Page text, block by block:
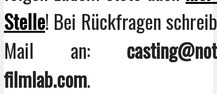
Stelle! Bei Rückfragen
Mail an:
filmlab.com.